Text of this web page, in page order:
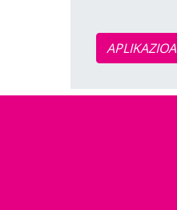
APLIKAZIOA